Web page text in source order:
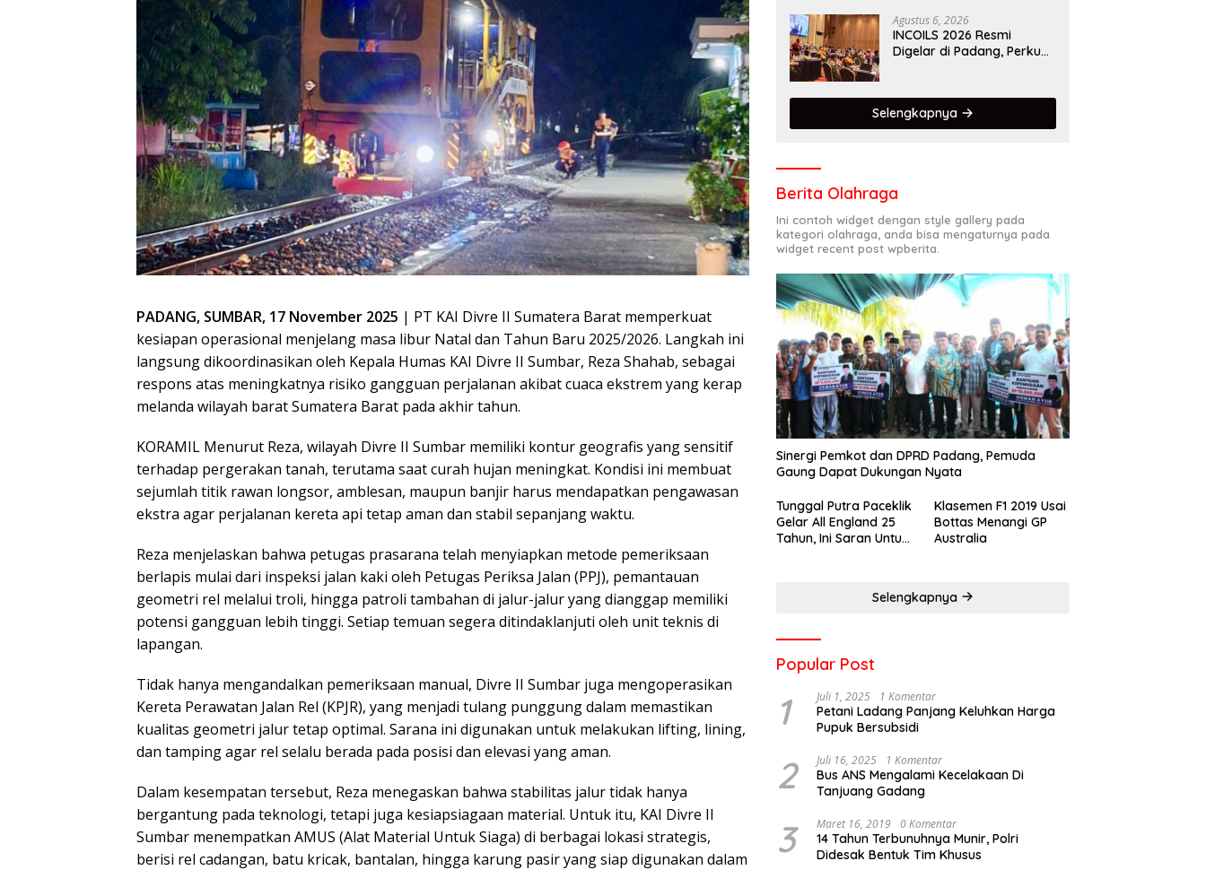
PADANG, SUMBAR, 17 November 2025 | PT KAI Divre II Sumatera Barat memperkuat
kesiapan operasional menjelang masa libur Natal dan Tahun Baru 2025/2026. Langkah ini
langsung dikoordinasikan oleh Kepala Humas KAI Divre II Sumbar, Reza Shahab, sebagai
respons atas meningkatnya risiko gangguan perjalanan akibat cuaca ekstrem yang kerap
melanda wilayah barat Sumatera Barat pada akhir tahun.
KORAMIL Menurut Reza, wilayah Divre II Sumbar memiliki kontur geografis yang sensitif
terhadap pergerakan tanah, terutama saat curah hujan meningkat. Kondisi ini membuat
sejumlah titik rawan longsor, amblesan, maupun banjir harus mendapatkan pengawasan
ekstra agar perjalanan kereta api tetap aman dan stabil sepanjang waktu.
Reza menjelaskan bahwa petugas prasarana telah menyiapkan metode pemeriksaan
berlapis mulai dari inspeksi jalan kaki oleh Petugas Periksa Jalan (PPJ), pemantauan
geometri rel melalui troli, hingga patroli tambahan di jalur-jalur yang dianggap memiliki
potensi gangguan lebih tinggi. Setiap temuan segera ditindaklanjuti oleh unit teknis di
lapangan.
Tidak hanya mengandalkan pemeriksaan manual, Divre II Sumbar juga mengoperasikan
Kereta Perawatan Jalan Rel (KPJR), yang menjadi tulang punggung dalam memastikan
kualitas geometri jalur tetap optimal. Sarana ini digunakan untuk melakukan lifting, lining,
dan tamping agar rel selalu berada pada posisi dan elevasi yang aman.
Dalam kesempatan tersebut, Reza menegaskan bahwa stabilitas jalur tidak hanya
bergantung pada teknologi, tetapi juga kesiapsiagaan material. Untuk itu, KAI Divre II
Sumbar menempatkan AMUS (Alat Material Untuk Siaga) di berbagai lokasi strategis,
berisi rel cadangan, batu kricak, bantalan, hingga karung pasir yang siap digunakan dalam
Agustus 6, 2026
INCOILS 2026 Resmi
Digelar di Padang, Perkuat
Selengkapnya
Berita Olahraga
Ini contoh widget dengan style gallery pada
kategori olahraga, anda bisa mengaturnya pada
widget recent post wpberita.
Sinergi Pemkot dan DPRD Padang, Pemuda
Gaung Dapat Dukungan Nyata
Tunggal Putra Paceklik
Gelar All England 25
Tahun, Ini Saran Untuk
Klasemen F1 2019 Usai
Bottas Menangi GP
Australia
Selengkapnya
Popular Post
1 Juli 1, 2025 1 Komentar
Petani Ladang Panjang Keluhkan Harga
Pupuk Bersubsidi
2 Juli 16, 2025 1 Komentar
Bus ANS Mengalami Kecelakaan Di
Tanjuang Gadang
3 Maret 16, 2019 0 Komentar
14 Tahun Terbunuhnya Munir, Polri
Didesak Bentuk Tim Khusus